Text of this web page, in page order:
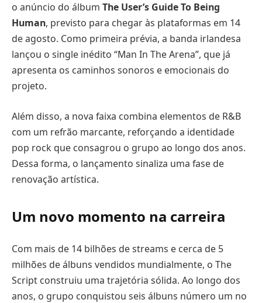
o anúncio do álbum The User’s Guide To Being
Human, previsto para chegar às plataformas em 14
de agosto. Como primeira prévia, a banda irlandesa
lançou o single inédito “Man In The Arena”, que já
apresenta os caminhos sonoros e emocionais do
projeto.
Além disso, a nova faixa combina elementos de R&B
com um refrão marcante, reforçando a identidade
pop rock que consagrou o grupo ao longo dos anos.
Dessa forma, o lançamento sinaliza uma fase de
renovação artística.
Um novo momento na carreira
Com mais de 14 bilhões de streams e cerca de 5
milhões de álbuns vendidos mundialmente, o The
Script construiu uma trajetória sólida. Ao longo dos
anos, o grupo conquistou seis álbuns número um no